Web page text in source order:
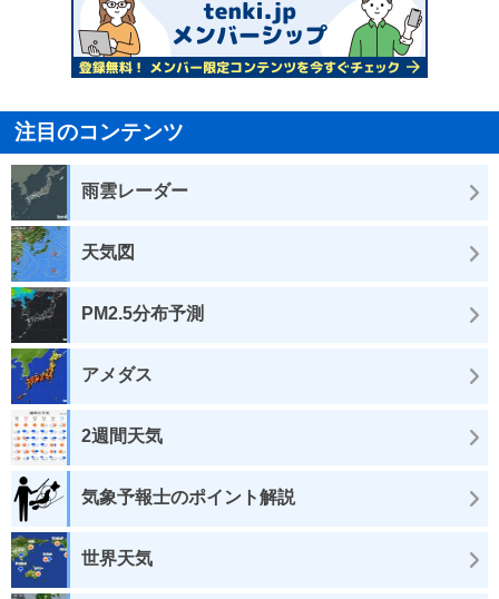
注目のコンテンツ
雨雲レーダー
天気図
PM2.5分布予測
アメダス
2週間天気
気象予報士のポイント解説
世界天気